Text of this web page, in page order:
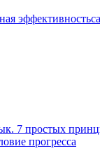
эффективность
7 простых
прогресса